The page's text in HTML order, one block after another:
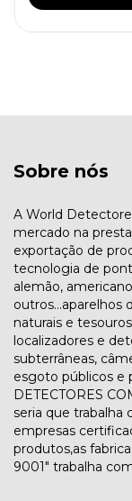
Sobre nós
A World
mercado na
exportação de
tecnologia de
alemão,
outros...aparelhos
naturais e
localizadores e
subterrâneas,
esgoto públicos e
DETECTORES
seria que trabalha
empresas
produtos,as
9001" trabalha